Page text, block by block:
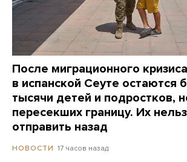
После миграционного кризиса
в испанской Сеуте остаются
тысячи детей и подростков,
пересекших границу. Их
отправить назад
НОВОСТИ 17 часов назад